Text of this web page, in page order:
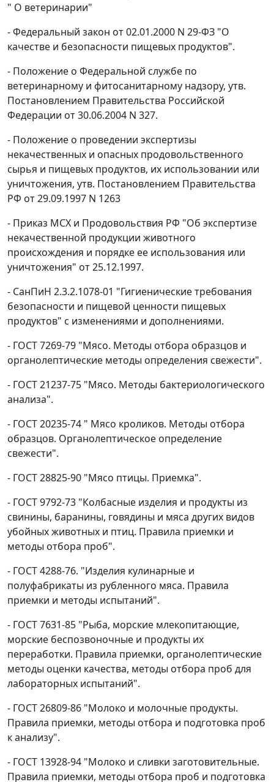
" О ветеринарии"
- Федеральный закон от 02.01.2000 N 29-ФЗ "О
качестве и безопасности пищевых продуктов".
- Положение о Федеральной службе по
ветеринарному и фитосанитарному надзору, утв.
Постановлением Правительства Российской
Федерации от 30.06.2004 N 327.
- Положение о проведении экспертизы
некачественных и опасных продовольственного
сырья и пищевых продуктов, их использовании или
уничтожения, утв. Постановлением Правительства
РФ от 29.09.1997 N 1263
- Приказ МСХ и Продовольствия РФ "Об экспертизе
некачественной продукции животного
происхождения и порядке ее использования или
уничтожения" от 25.12.1997.
- СанПиН 2.3.2.1078-01 "Гигиенические требования
безопасности и пищевой ценности пищевых
продуктов" с изменениями и дополнениями.
- ГОСТ 7269-79 "Мясо. Методы отбора образцов и
органолептические методы определения свежести".
- ГОСТ 21237-75 "Мясо. Методы бактериологического
анализа".
- ГОСТ 20235-74 " Мясо кроликов. Методы отбора
образцов. Органолептическое определение
свежести".
- ГОСТ 28825-90 "Мясо птицы. Приемка".
- ГОСТ 9792-73 "Колбасные изделия и продукты из
свинины, баранины, говядины и мяса других видов
убойных животных и птиц. Правила приемки и
методы отбора проб".
- ГОСТ 4288-76. "Изделия кулинарные и
полуфабрикаты из рубленного мяса. Правила
приемки и методы испытаний".
- ГОСТ 7631-85 "Рыба, морские млекопитающие,
морские беспозвоночные и продукты их
переработки. Правила приемки, органолептические
методы оценки качества, методы отбора проб для
лабораторных испытаний".
- ГОСТ 26809-86 "Молоко и молочные продукты.
Правила приемки, методы отбора и подготовка проб
к анализу".
- ГОСТ 13928-94 "Молоко и сливки заготовительные.
Правила приемки, методы отбора проб и подготовка